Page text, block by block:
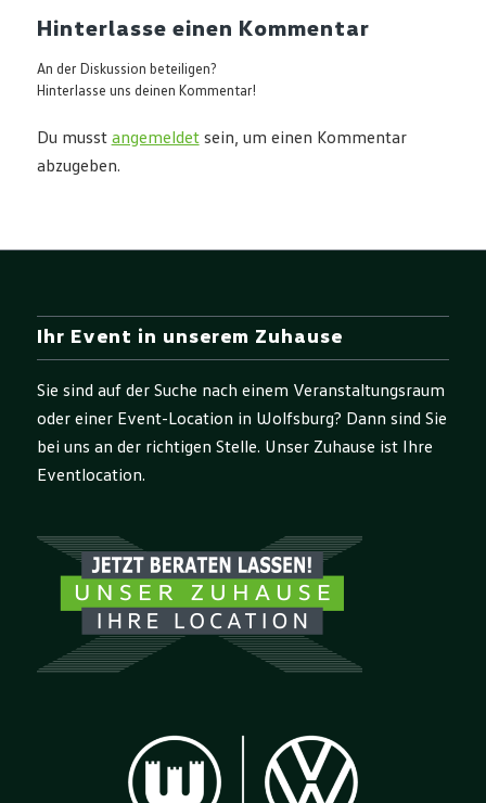
Hinterlasse einen Kommentar
An der Diskussion beteiligen?
Hinterlasse uns deinen Kommentar!
Du musst angemeldetsein, um einen Kommentar
abzugeben.
Ihr Event in unserem Zuhause
Sie sind auf der Suche nach einem Veranstaltungsraum
oder einer Event-Location in Wolfsburg? Dann sind Sie
bei uns an der richtigen Stelle. Unser Zuhause ist Ihre
Eventlocation.